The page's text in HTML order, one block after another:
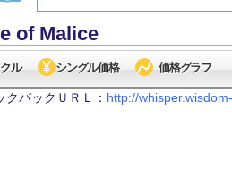
of Malice
ル シングル価格 価格グラフ
クバックＵＲＬ： http://